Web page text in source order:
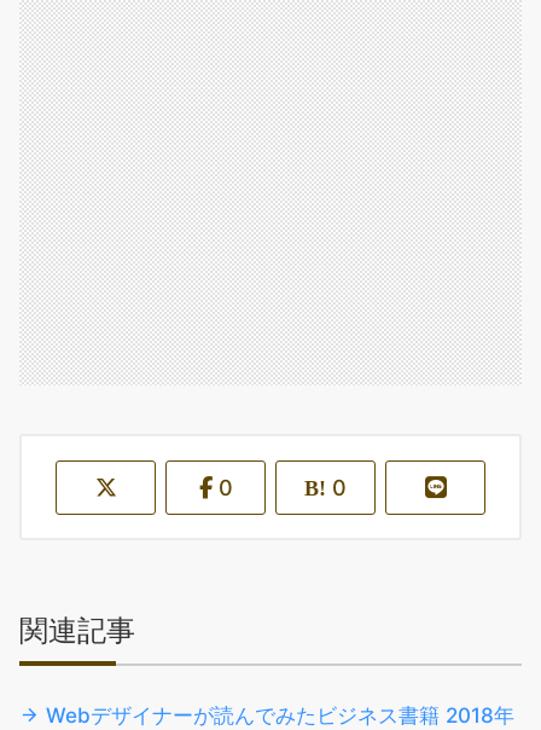
0 0
関連記事
Webデザイナーが読んでみたビジネス書籍 2018年